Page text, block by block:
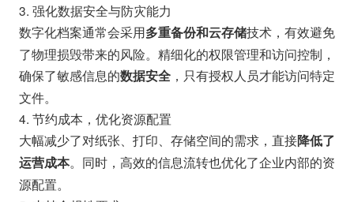
3. 强化数据安全与防灾能力
数字化档案通常会采用多重备份和云存储技术，有效避免
了物理损毁带来的风险。精细化的权限管理和访问控制，
确保了敏感信息的数据安全，只有授权人员才能访问特定
文件。
4. 节约成本，优化资源配置
大幅减少了对纸张、打印、存储空间的需求，直接降低了
运营成本。同时，高效的信息流转也优化了企业内部的资
源配置。